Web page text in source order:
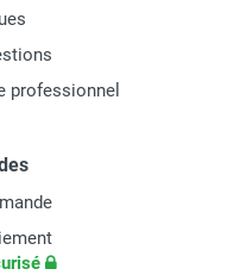
professionnel